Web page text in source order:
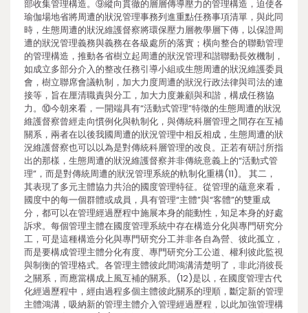
部收集管理構造。⑨縱向貫徹的層層傳導壓力的管理構造，迫使各
瑜伽場地省將周遭的狀況管理事務列進重點任務事項清單，與此同
時，生態周遭的狀況維護督察將環保壓力層教學層下傳，以保證周
遭的狀況管理義務與義務在各級處所的落實；橫向整合的聯動管理
的管理構造，推動各省樹立起周遭的狀況管理和諧聯動長效機制，
如成立多部分介入的整改任務引導小組或生態周遭的狀況維護委員
會，樹立聯席會議軌制，加大力度周遭的狀況行政法律與司法的連
接等，旨在厘清職責與分工，加大力度兼顧與和諧，構成任務協
力。⑩今朝來看，一開端具有“活動式管理”特徵的生態周遭的狀況
維護督察曾經走向慣例化與軌制化，與傳統科層管理之間存在互補
關系，兩者在以後我國周遭的狀況管理中相反相成，生態周遭的狀
況維護督察也可以以為是對傳統科層管理的改良。正若有研討所指
出的那樣，生態周遭的狀況維護督察并非傳統意義上的“活動式管
理”，而是對傳統周遭的狀況管理系統的軌制化重構(11)。 其二，
其表現了多元主體協力共治的國度管理特征。從管理的蘊意來看，
國度中的每一個群體或成員，具有管理“主體”與“客體”的雙重成
分，都可以在管理經過歷程中施展本身的能動性，知足本身的好處
訴求。每個管理主體在國度管理系統中存在構造分化與專門研究分
工，可是這種構造分化與專門研究分工并非各自為營、彼此孤立，
而是要構成管理主體分化有度、專門研究分工公道、權利彼此監視
與制衡的管理格式。各管理主體彼此間鴻溝清楚明了，非此消彼長
之關系，而應當構成上風互補的關系。(12)是以，在國度管理古代
化經過歷程中，經由過程多個主體彼此關系的理順，斷定新的管理
主體鴻溝，吸納新的管理主體介入管理經過歷程，以此加強管理構